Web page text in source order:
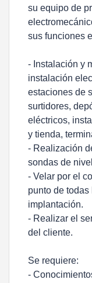
su equipo de
sus funciones
- Instalación y
instalación
estaciones de
surtidores,
eléctricos,
y tienda,
- Realización
sondas de
- Velar por el
punto de
implantación.
- Realizar el
del cliente.
Se requiere:
-